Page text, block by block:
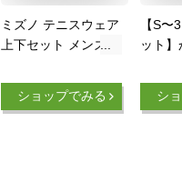
ミズノ テニスウェア
上下セット メンズ
ムパンツ
62JA9Z18+62JB700
ショップでみる
【S
ット
テニス
ツ 【
シ